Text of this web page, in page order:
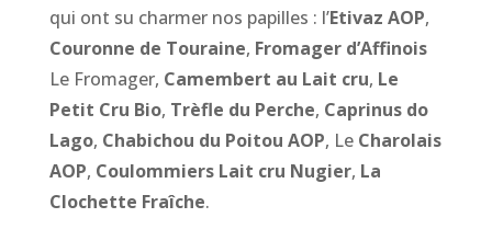
qui ont su charmer nos papilles : l’Etivaz AOP,
Couronne de Touraine, Fromager d’Affinois
Le Fromager, Camembert au Lait cru, Le
Petit Cru Bio, Trèfle du Perche, Caprinus do
Lago, Chabichou du Poitou AOP, Le Charolais
AOP, Coulommiers Lait cru Nugier, La
Clochette Fraîche.